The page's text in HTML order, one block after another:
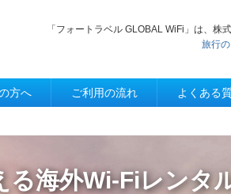
「フォートラベル GLOBAL WiFi」は、株
旅行
方へ ご利用の流れ よくある
る海外Wi-Fiレンタ